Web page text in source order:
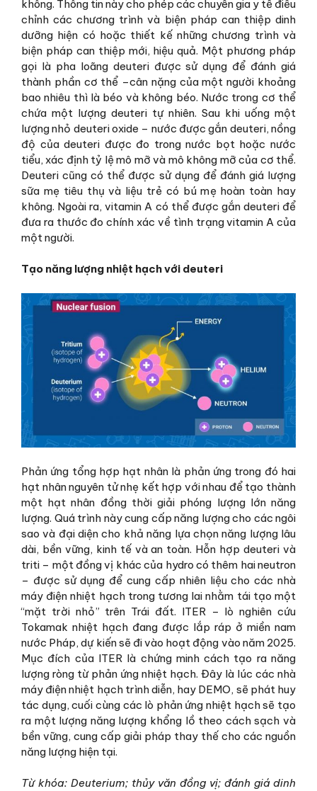
không. Thông tin này cho phép các chuyên gia y tế điều
chỉnh các chương trình và biện pháp can thiệp dinh
dưỡng hiện có hoặc thiết kế những chương trình và
biện pháp can thiệp mới, hiệu quả. Một phương pháp
gọi là pha loãng deuteri được sử dụng để đánh giá
thành phần cơ thể –cân nặng của một người khoảng
bao nhiêu thì là béo và không béo. Nước trong cơ thể
chứa một lượng deuteri tự nhiên. Sau khi uống một
lượng nhỏ deuteri oxide – nước được gắn deuteri, nồng
độ của deuteri được đo trong nước bọt hoặc nước
tiểu, xác định tỷ lệ mô mỡ và mô không mỡ của cơ thể.
Deuteri cũng có thể được sử dụng để đánh giá lượng
sữa mẹ tiêu thụ và liệu trẻ có bú mẹ hoàn toàn hay
không. Ngoài ra, vitamin A có thể được gắn deuteri để
đưa ra thước đo chính xác về tình trạng vitamin A của
một người.
Tạo năng lượng nhiệt hạch với deuteri
Phản ứng tổng hợp hạt nhân là phản ứng trong đó hai
hạt nhân nguyên tử nhẹ kết hợp với nhau để tạo thành
một hạt nhân đồng thời giải phóng lượng lớn năng
lượng. Quá trình này cung cấp năng lượng cho các ngôi
sao và đại diện cho khả năng lựa chọn năng lượng lâu
dài, bền vững, kinh tế và an toàn. Hỗn hợp deuteri và
triti – một đồng vị khác của hydro có thêm hai neutron
– được sử dụng để cung cấp nhiên liệu cho các nhà
máy điện nhiệt hạch trong tương lai nhằm tái tạo một
“mặt trời nhỏ” trên Trái đất. ITER – lò nghiên cứu
Tokamak nhiệt hạch đang được lắp ráp ở miền nam
nước Pháp, dự kiến ​​sẽ đi vào hoạt động vào năm 2025.
Mục đích của ITER là chứng minh cách tạo ra năng
lượng ròng từ phản ứng nhiệt hạch. Đây là lúc các nhà
máy điện nhiệt hạch trình diễn, hay DEMO, sẽ phát huy
tác dụng, cuối cùng các lò phản ứng nhiệt hạch sẽ tạo
ra một lượng năng lượng khổng lồ theo cách sạch và
bền vững, cung cấp giải pháp thay thế cho các nguồn
năng lượng hiện tại.
Từ khóa: Deuterium; thủy văn đồng vị; đánh giá dinh